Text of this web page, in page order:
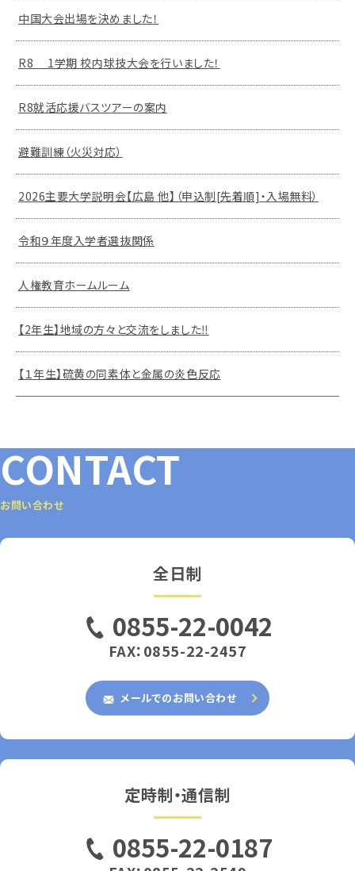
中国大会出場を決めました！
R8 1学期 校内球技大会を行いました！
R8就活応援バスツアーの案内
避難訓練（火災対応）
2026主要大学説明会【広島 他】（申込制[先着順]・入場無料）
令和９年度入学者選抜関係
人権教育ホームルーム
【2年生】地域の方々と交流をしました‼
【１年生】硫黄の同素体と金属の炎色反応
CONTACT
お問い合わせ
全日制
0855-22-0042
FAX：0855-22-2457
メールでのお問い合わせ
定時制・通信制
0855-22-0187